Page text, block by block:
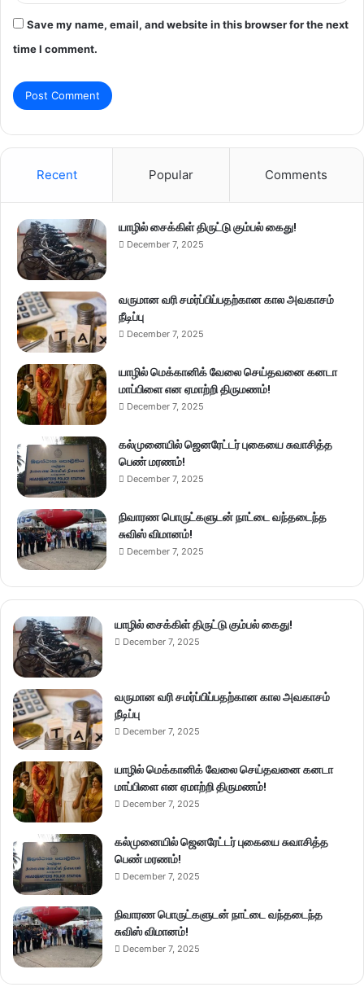
Save my name, email, and website in this browser for the next
time I comment.
Recent Popular Comments
யாழில் சைக்கிள் திருட்டு கும்பல் கைது!
December 7, 2025
வருமான வரி சமர்ப்பிப்பதற்கான கால அவகாசம்
நீடிப்பு
December 7, 2025
யாழில் மெக்கானிக் வேலை செய்தவனை கனடா
மாப்பிளை என ஏமாற்றி திருமணம்!
December 7, 2025
கல்முனையில் ஜெனரேட்டர் புகையை சுவாசித்த
பெண் மரணம்!
December 7, 2025
நிவாரண பொருட்களுடன் நாட்டை வந்தடைந்த
சுவிஸ் விமானம்!
December 7, 2025
யாழில் சைக்கிள் திருட்டு கும்பல் கைது!
December 7, 2025
வருமான வரி சமர்ப்பிப்பதற்கான கால அவகாசம்
நீடிப்பு
December 7, 2025
யாழில் மெக்கானிக் வேலை செய்தவனை கனடா
மாப்பிளை என ஏமாற்றி திருமணம்!
December 7, 2025
கல்முனையில் ஜெனரேட்டர் புகையை சுவாசித்த
பெண் மரணம்!
December 7, 2025
நிவாரண பொருட்களுடன் நாட்டை வந்தடைந்த
சுவிஸ் விமானம்!
December 7, 2025